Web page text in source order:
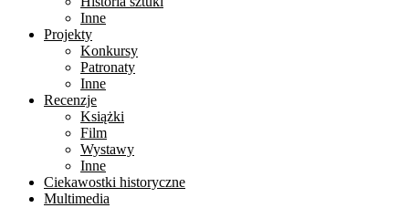
Inne
Projekty
Konkursy
Patronaty
Inne
Recenzje
Książki
Film
Wystawy
Inne
Ciekawostki historyczne
Multimedia